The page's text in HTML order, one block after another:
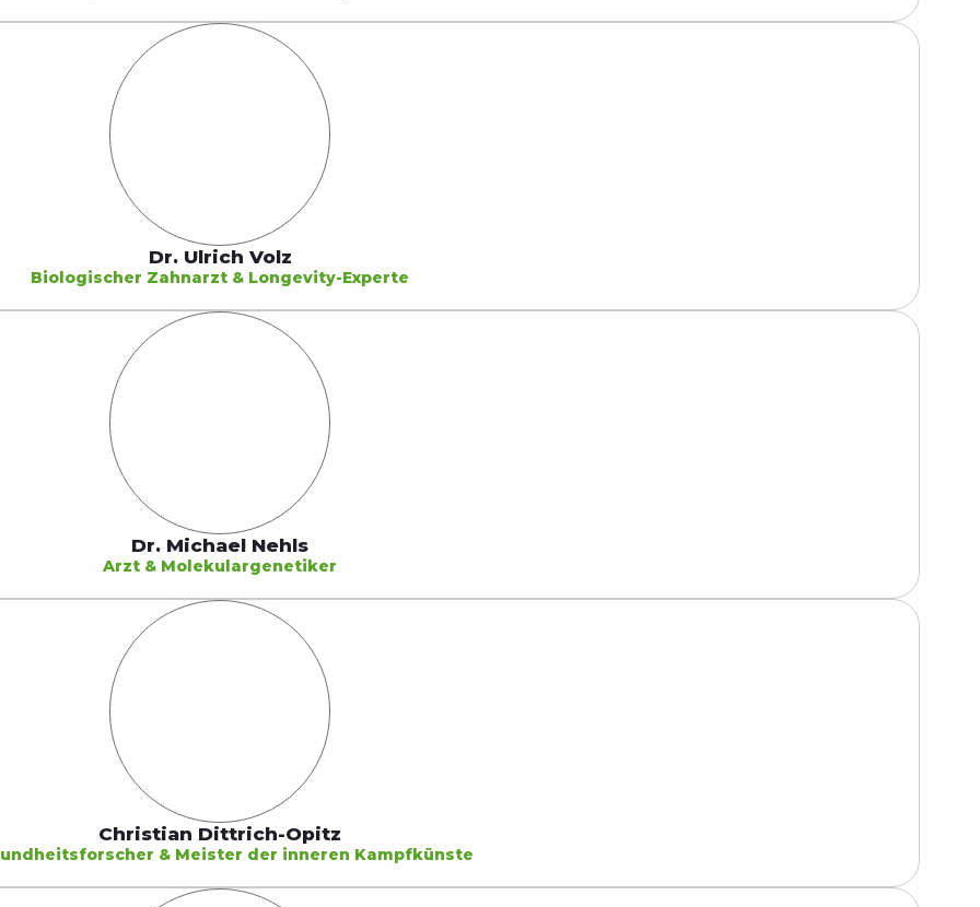
Dr. Ulrich Volz
Biologischer Zahnarzt & Longevity-Experte
Dr. Michael Nehls
Arzt & Molekulargenetiker
Christian Dittrich-Opitz
& Meister der inneren Kampfkünste